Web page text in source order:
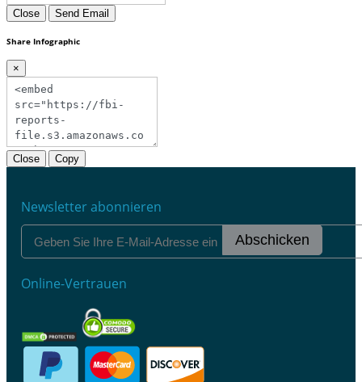
Close Send Email
Share Infographic
×
Close Copy
Newsletter abonnieren
Abschicken
Online-Vertrauen